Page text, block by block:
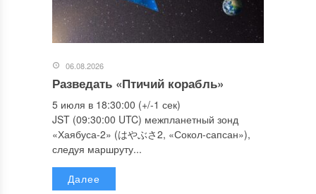
06.08.2026
Разведать «Птичий корабль»
5 июля в 18:30:00 (+/-1 сек)
JST (09:30:00 UTC) межпланетный зонд
«Хаябуса-2» (はやぶさ2, «Сокол-сапсан»),
следуя маршруту...
Далее